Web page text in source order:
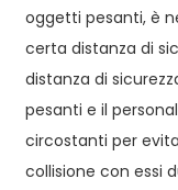
oggetti pesanti, è
certa distanza di
distanza di
pesanti e il
circostanti per
collisione con essi